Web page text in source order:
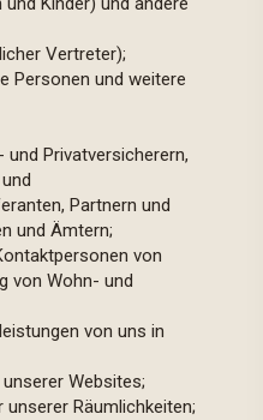
Vertreter);
Personen und weitere
Privatversicherern,
Partnern und
und Ämtern;
von
von Wohn- und
von uns in
Websites;
Räumlichkeiten;